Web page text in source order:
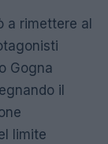
a rimettere al
Gogna
il
limite